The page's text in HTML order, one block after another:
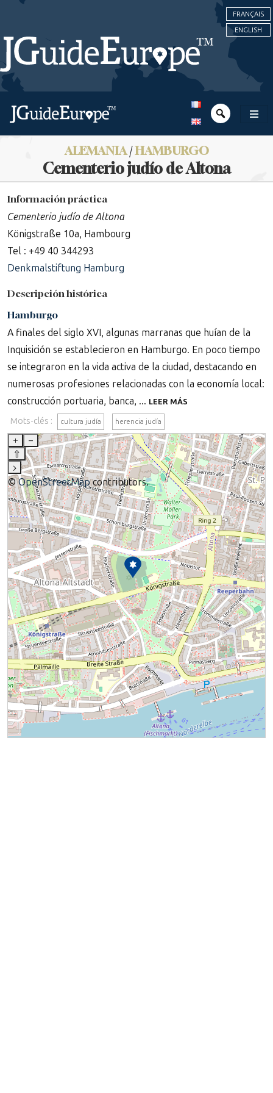
FRANÇAIS
ENGLISH
ALEMANIA/HAMBURGO
Cementerio judío de Altona
Información práctica
Cementerio judío de Altona
Königstraße 10a, Hambourg
Tel : +49 40 344293
Denkmalstiftung Hamburg
Descripción histórica
Hamburgo
A finales del siglo XVI, algunas marranas que huían de la
Inquisición se establecieron en Hamburgo. En poco tiempo
se integraron en la vida activa de la ciudad, destacando en
numerosas profesiones relacionadas con la economía local:
construcción portuaria, banca, ... LEER MÁS
Mots-clés : cultura judía herencia judía
+
–
⇧
›
©OpenStreetMapcontributors.